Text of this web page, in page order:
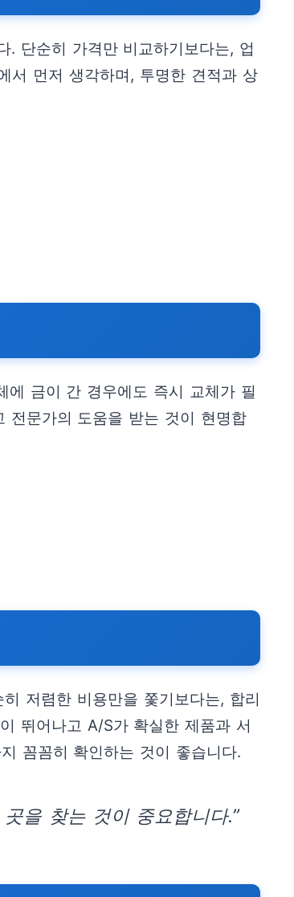
단순히 가격만 비교하기보다는, 업
서 먼저 생각하며, 투명한 견적과 상
에 금이 간 경우에도 즉시 교체가 필
전문가의 도움을 받는 것이 현명합
저렴한 비용만을 쫓기보다는, 합리
뛰어나고 A/S가 확실한 제품과 서
꼼꼼히 확인하는 것이 좋습니다.
을 찾는 것이 중요합니다.”